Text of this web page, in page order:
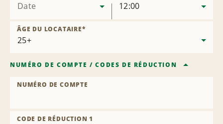
Date 12:00
ÂGE DU LOCATAIRE*
NUMÉRO DE COMPTE /CODES DE RÉDUCTION
NUMÉRO DE COMPTE
CODE DE RÉDUCTION 1